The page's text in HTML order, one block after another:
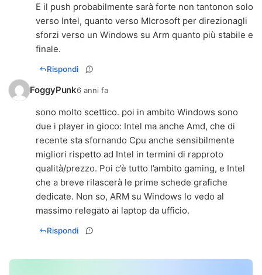
E il push probabilmente sarà forte non tantonon solo
verso Intel, quanto verso MIcrosoft per direzionagli
sforzi verso un Windows su Arm quanto più stabile e
finale.
Rispondi
FoggyPunk6 anni fa
sono molto scettico. poi in ambito Windows sono
due i player in gioco: Intel ma anche Amd, che di
recente sta sfornando Cpu anche sensibilmente
migliori rispetto ad Intel in termini di rapproto
qualità/prezzo. Poi c’è tutto l’ambito gaming, e Intel
che a breve rilascerà le prime schede grafiche
dedicate. Non so, ARM su Windows lo vedo al
massimo relegato ai laptop da ufficio.
Rispondi